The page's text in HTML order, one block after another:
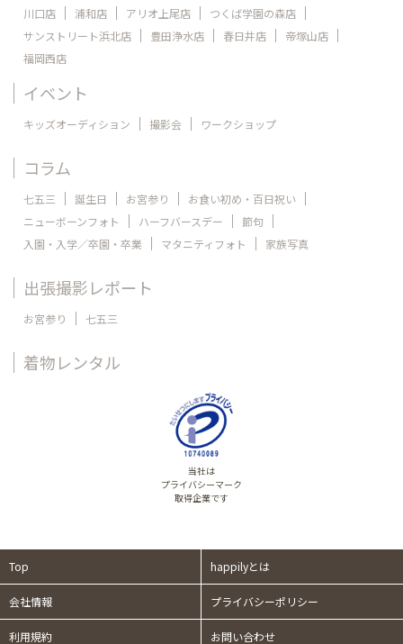
川口店
浦和店 アリオ上尾店
つくば学園の森店
サンストリート浜北店
豊田浄水店 春日井店
帝塚山店
福岡西店
イベント
キッズオーディション 撮影会 ワークショップ
コラム
七五三 誕生日 お宮参り
お食い初め・百日祝い
ニューボーンフォト
ハーフバースデー
節句
入園・入学／卒園・卒業
マタニティフォト 家族写真
出張撮影レポート
お宮参り 七五三
着物レンタル
当社は
プライバシーマーク
取得企業です
Top happilyとは
会社情報 プライバシーポリシー
利用規約 お問い合わせ